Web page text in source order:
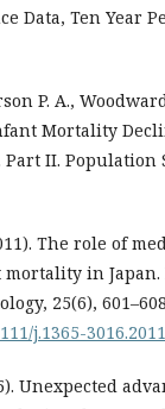
Data, Ten Year
P. A.,
Mortality
Part II. Population
The role of
mortality in
25(6),
j.1365-
Unexpected